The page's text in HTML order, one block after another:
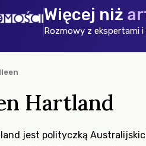
Więcej niż
Rozmowy z ekspertami
Hartland
jest polityczką